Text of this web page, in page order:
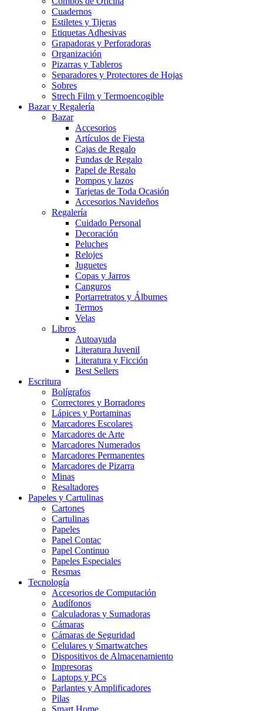
Cuadernos
Estiletes y Tijeras
Etiquetas Adhesivas
Grapadoras y Perforadoras
Organización
Pizarras y Tableros
Separadores y Protectores de Hojas
Sobres
Strech Film y Termoencogible
Bazar y Regalería
Bazar
Accesorios
Artículos de Fiesta
Cajas de Regalo
Fundas de Regalo
Papel de Regalo
Pompos y lazos
Tarjetas de Toda Ocasión
Accesorios Navideños
Regalería
Cuidado Personal
Decoración
Peluches
Relojes
Juguetes
Copas y Jarros
Canguros
Portarretratos y Álbumes
Termos
Velas
Libros
Autoayuda
Literatura Juvenil
Literatura y Ficción
Best Sellers
Escritura
Bolígrafos
Correctores y Borradores
Lápices y Portaminas
Marcadores Escolares
Marcadores de Arte
Marcadores Numerados
Marcadores Permanentes
Marcadores de Pizarra
Minas
Resaltadores
Papeles y Cartulinas
Cartones
Cartulinas
Papeles
Papel Contac
Papel Continuo
Papeles Especiales
Resmas
Tecnología
Accesorios de Computación
Audífonos
Calculadoras y Sumadoras
Cámaras
Cámaras de Seguridad
Celulares y Smartwatches
Dispositivos de Almacenamiento
Impresoras
Laptops y PCs
Parlantes y Amplificadores
Pilas
Smart Home